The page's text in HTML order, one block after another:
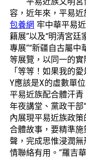
容，近年來，平易
包養網 牢中華平易
籍展”以及“明清宮
專展”“新疆自古屬中
等展覽，以同一的
「等等！如果我的
Y應該是X的虛數單
平易近族配合體汗
年夜講堂、黨政干部
內展現平易近族政
合體故事，要精準
聲，完成思惟浸潤
情聯絡有用。”羅吉